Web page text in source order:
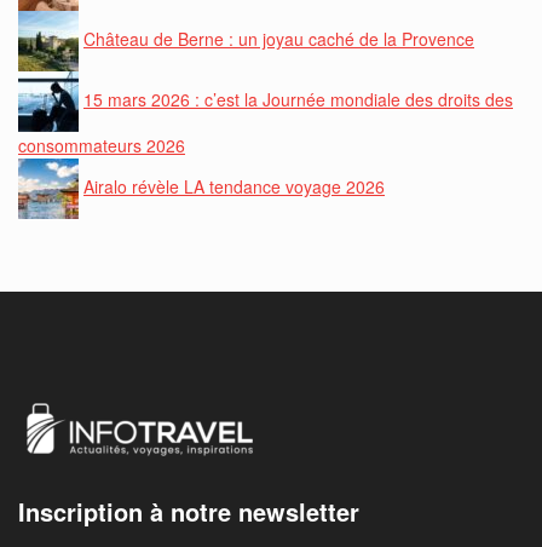
Château de Berne : un joyau caché de la Provence
15 mars 2026 : c’est la Journée mondiale des droits des
consommateurs 2026
Airalo révèle LA tendance voyage 2026
Inscription à notre newsletter